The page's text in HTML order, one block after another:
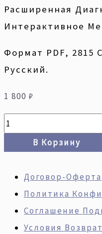
Расширенная
Интерактивное
Формат PDF, 2815
Русский.
1 800 ₽
В Корзину
Договор-Оферта
Политика
Соглашение
Условия